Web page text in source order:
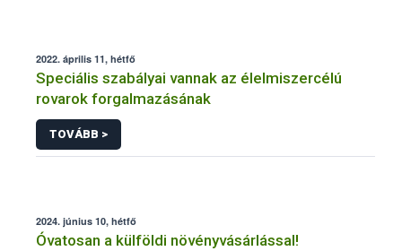
2022. április 11, hétfő
Speciális szabályai vannak az élelmiszercélú
rovarok forgalmazásának
TOVÁBB >
2024. június 10, hétfő
Óvatosan a külföldi növényvásárlással!